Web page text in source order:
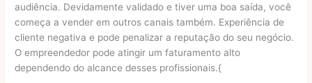
audiência. Devidamente validado e tiver uma boa saída, você
começa a vender em outros canais também. Experiência de
cliente negativa e pode penalizar a reputação do seu negócio.
O empreendedor pode atingir um faturamento alto
dependendo do alcance desses profissionais.{